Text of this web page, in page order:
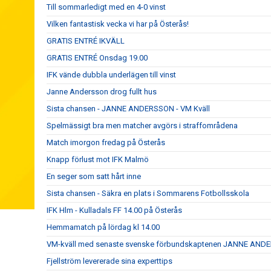
Till sommarledigt med en 4-0 vinst
Vilken fantastisk vecka vi har på Österås!
GRATIS ENTRÉ IKVÄLL
GRATIS ENTRÉ Onsdag 19.00
IFK vände dubbla underlägen till vinst
Janne Andersson drog fullt hus
Sista chansen - JANNE ANDERSSON - VM Kväll
Spelmässigt bra men matcher avgörs i straffområdena
Match imorgon fredag på Österås
Knapp förlust mot IFK Malmö
En seger som satt hårt inne
Sista chansen - Säkra en plats i Sommarens Fotbollsskola
IFK Hlm - Kulladals FF 14.00 på Österås
Hemmamatch på lördag kl 14.00
VM-kväll med senaste svenske förbundskaptenen JANNE
Fjellström levererade sina experttips